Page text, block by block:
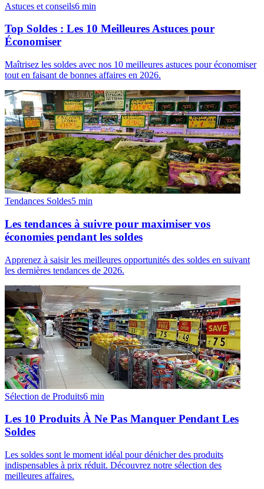
Astuces et conseils6 min
Top Soldes : Les 10 Meilleures Astuces pour
Économiser
Maîtrisez les soldes avec nos 10 meilleures astuces pour économiser
tout en faisant de bonnes affaires en 2026.
Tendances Soldes5 min
Les tendances à suivre pour maximiser vos
économies pendant les soldes
Apprenez à saisir les meilleures opportunités des soldes en suivant
les dernières tendances de 2026.
Sélection de Produits6 min
Les 10 Produits À Ne Pas Manquer Pendant Les
Soldes
Les soldes sont le moment idéal pour dénicher des produits
indispensables à prix réduit. Découvrez notre sélection des
meilleures affaires.